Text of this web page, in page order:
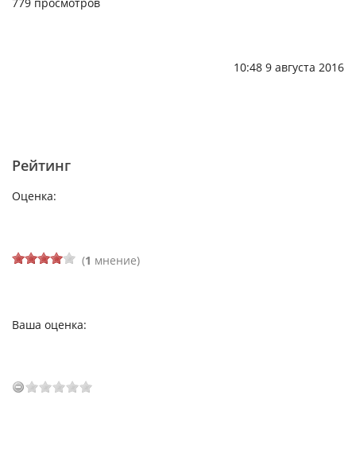
10:48 9 августа 2016
Рейтинг
Оценка:
(1 мнение)
Ваша оценка: